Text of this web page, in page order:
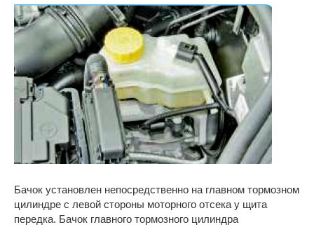
Бачок установлен непосредственно на главном тормозном
цилиндре с левой стороны моторного отсека у щита
передка. Бачок главного тормозного цилиндра